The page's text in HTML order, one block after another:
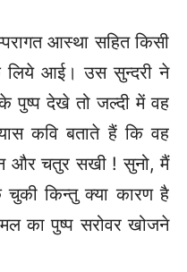
आस्था सहित किसी
आई। उस सुन्दरी ने
पुष्प देखे तो जल्दी में वह
कवि बताते हैं कि वह
और चतुर सखी ! सुनो, मैं
किन्तु क्या कारण है
का पुष्प सरोवर खोजने